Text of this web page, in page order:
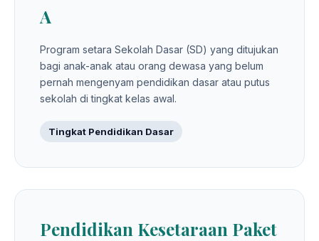
A
Program setara Sekolah Dasar (SD) yang ditujukan
bagi anak-anak atau orang dewasa yang belum
pernah mengenyam pendidikan dasar atau putus
sekolah di tingkat kelas awal.
Tingkat Pendidikan Dasar
Pendidikan Kesetaraan Paket